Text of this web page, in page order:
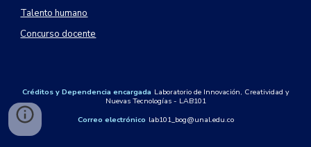
Talento humano
Concurso docente
Créditos y Dependencia encargada Laboratorio de Innovación, Creatividad y
Nuevas Tecnologías - LAB101
Correo electrónico lab101_bog@unal.edu.co